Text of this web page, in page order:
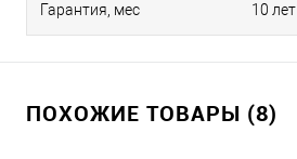
Гарантия, мес 10 лет
ПОХОЖИЕ ТОВАРЫ (8)